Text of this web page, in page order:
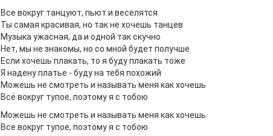
Все вокруг танцуют, пьют и веселятся
Ты самая красивая, но так не хочешь танцев
Музыка ужасная, да и одной так скучно
Нет, мы не знакомы, но со мной будет получше
Если хочешь плакать, то я буду плакать тоже
Я надену платье - буду на тебя похожий
Можешь не смотреть и называть меня как хочешь
Всё вокруг тупое, поэтому я с тобою
Можешь не смотреть и называть меня как хочешь
Все вокруг тупое, поэтому я с тобою